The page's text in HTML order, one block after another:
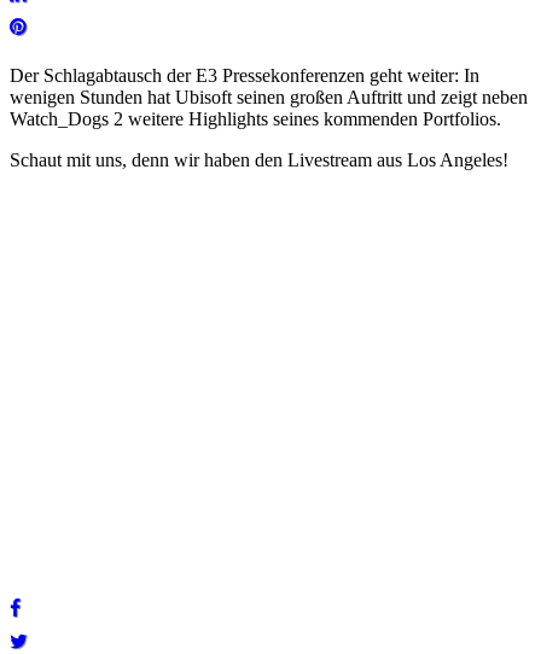
Der Schlagabtausch der E3 Pressekonferenzen geht weiter: In
wenigen Stunden hat Ubisoft seinen großen Auftritt und zeigt neben
Watch_Dogs 2 weitere Highlights seines kommenden Portfolios.
Schaut mit uns, denn wir haben den Livestream aus Los Angeles!